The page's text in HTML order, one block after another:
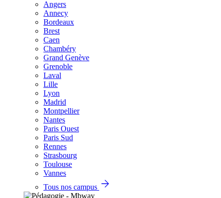
Angers
Annecy
Bordeaux
Brest
Caen
Chambéry
Grand Genève
Grenoble
Laval
Lille
Lyon
Madrid
Montpellier
Nantes
Paris Ouest
Paris Sud
Rennes
Strasbourg
Toulouse
Vannes
Tous nos campus